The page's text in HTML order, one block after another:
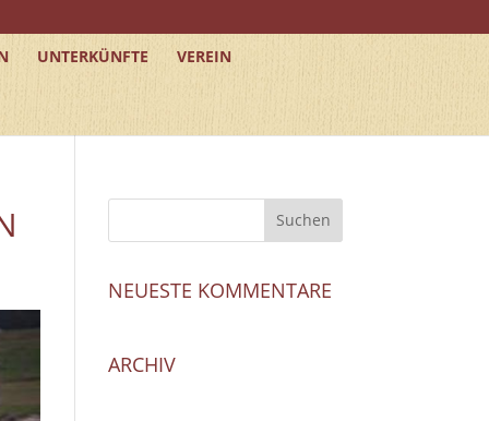
UNTERKÜNFTE VEREIN
NEUESTE KOMMENTARE
ARCHIV